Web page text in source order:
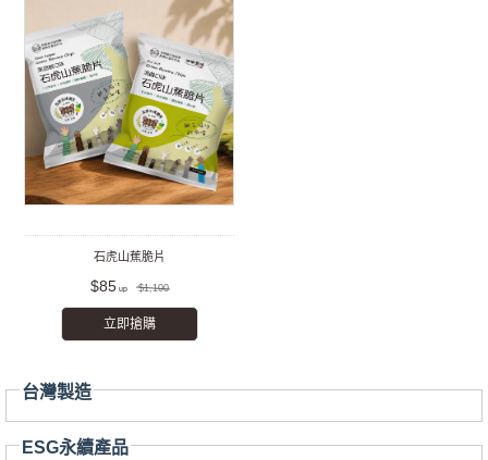
石虎山蕉脆片
$85 $1,100
立即搶購
台灣製造
ESG永續產品